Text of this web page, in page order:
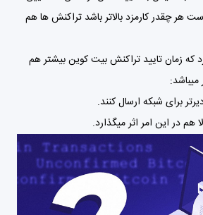
هر چقدر کارمزد بالاتر باشد تراکنش ها هم
که زمان تایید تراکنش بیت کوین بیشتر هم
برای شبکه ارسال کنند.
هم در این امر اثر میگذارد.